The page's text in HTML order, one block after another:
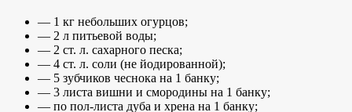
— 1 кг небольших огурцов;
— 2 л питьевой воды;
— 2 ст. л. сахарного песка;
— 4 ст. л. соли (не йодированной);
— 5 зубчиков чеснока на 1 банку;
— 3 листа вишни и смородины на 1 банку;
— по пол-листа дуба и хрена на 1 банку;